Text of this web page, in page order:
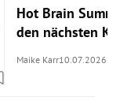
Hot Brain
den nächsten
Maike Karr10.07.2026